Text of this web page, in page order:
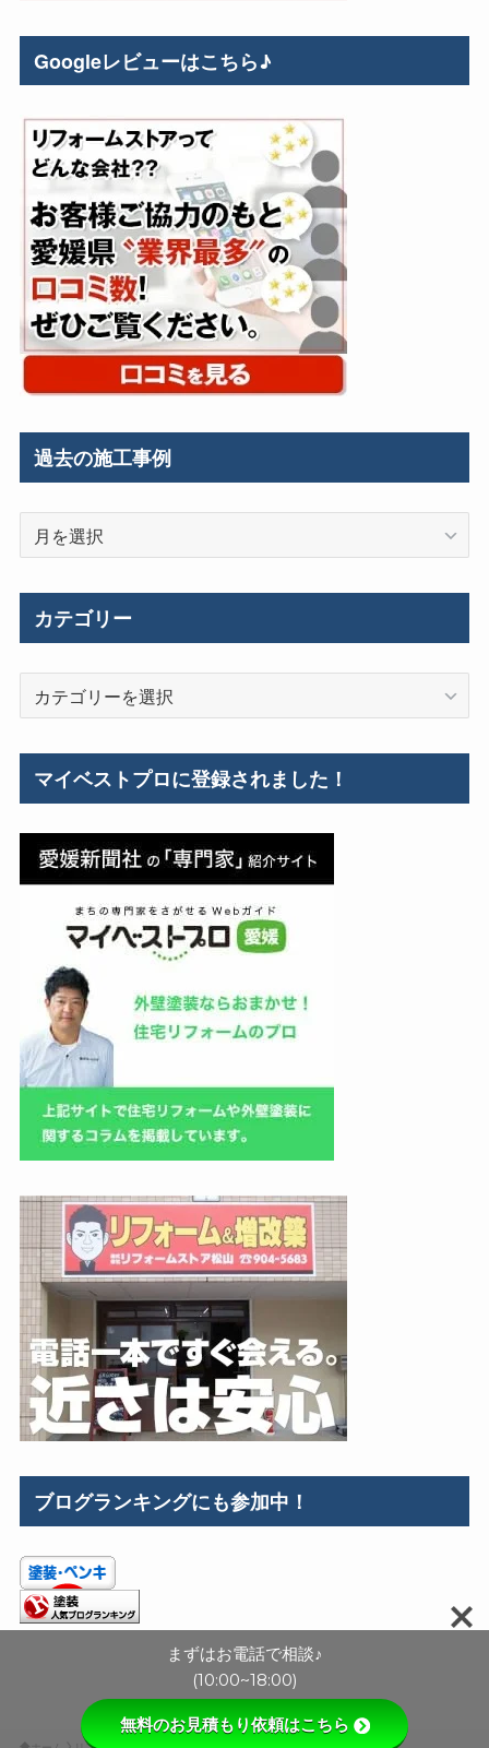
Googleレビューはこちら♪
過去の施工事例
去
工
カテゴリー
テ
マイベストプロに登録されました！
ブログランキングにも参加中！
まずはお電話で相談♪
(10:00~18:00)
無料のお見積もり依頼はこちら